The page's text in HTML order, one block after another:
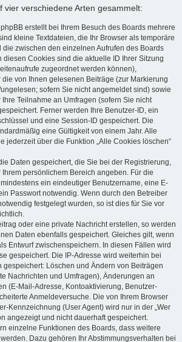
vier verschiedene Arten gesammelt:
erstellt bei Ihrem Besuch des Boards mehrere
kleine Textdateien, die Ihr Browser als temporäre
die zwischen den einzelnen Aufrufen des Boards
diesen Cookies sind die aktuelle ID Ihrer Sitzung
zugeordnet werden können),
die von Ihnen gelesenen Beiträge (zur Markierung
sofern Sie nicht angemeldet sind) sowie
Ihre Teilnahme an Umfragen (sofern Sie nicht
Ferner werden Ihre Benutzer-ID, ein
und eine Session-ID gespeichert. Die
eine Gültigkeit von einem Jahr. Alle
jederzeit über die Funktion „Alle Cookies löschen“
Daten gespeichert, die Sie bei der Registrierung,
Ihrem persönlichem Bereich angeben. Für die
ein eindeutiger Benutzername, eine E-
Passwort notwendig. Wenn durch den Betreiber
festgelegt wurden, so ist dies für Sie vor
oder eine private Nachricht erstellen, so werden
Daten ebenfalls gespeichert. Gleiches gilt, wenn
Entwurf zwischenspeichern. In diesen Fällen wird
gespeichert. Die IP-Adresse wird weiterhin bei
gespeichert: Löschen und Ändern von Beiträgen
Nachrichten und Umfragen), Änderungen an
(E-Mail-Adresse, Kontoaktivierung, Benutzer-
Anmeldeversuche. Die von Ihrem Browser
Kennzeichnung (User Agent) wird nur in der „Wer
angezeigt und nicht dauerhaft gespeichert.
einzelne Funktionen des Boards, dass weitere
Dazu gehören Ihr Abstimmungsverhalten bei